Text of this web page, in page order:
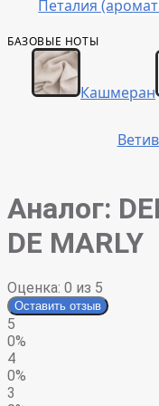
Петалия
БАЗОВЫЕ НОТЫ
Кашмеран
Аналог:
DE MARLY
Оценка: 0 из 5
Оставить отзыв
5
0%
4
0%
3